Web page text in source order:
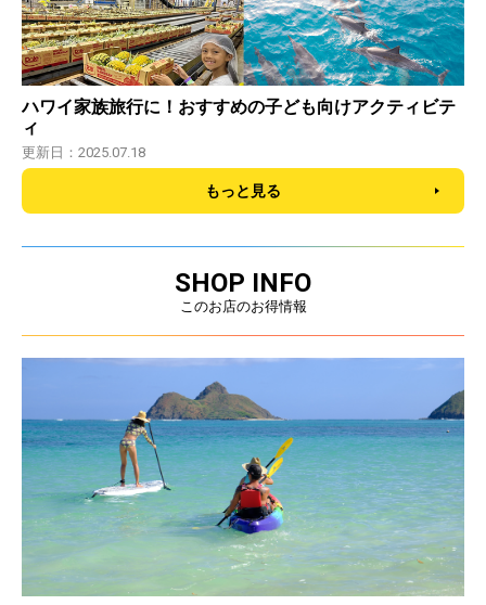
ハワイ家族旅行に！おすすめの子ども向けアクティビテ
ィ
更新日：2025.07.18
もっと見る
SHOP INFO
このお店のお得情報